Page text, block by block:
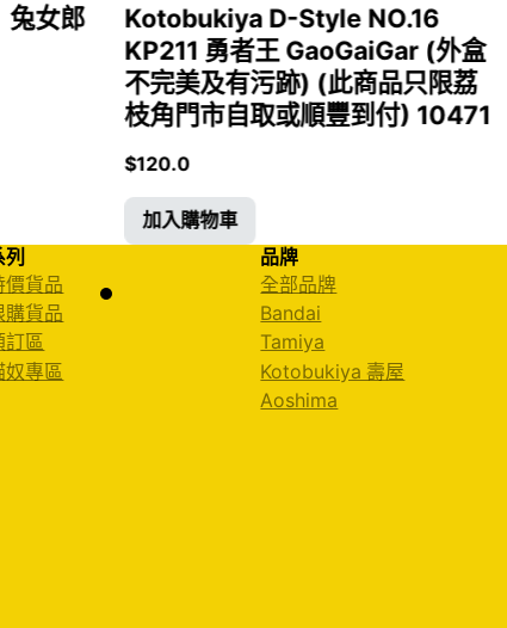
兔女郎
Kotobukiya D-Style NO.16
KP211 勇者王 GaoGaiGar (外盒
不完美及有污跡) (此商品只限荔
枝角門市自取或順豐到付) 10471
$120.0
加入購物車
列
價貨品
購貨品
訂區
奴專區
品牌
全部品牌
Bandai
Tamiya
Kotobukiya 壽屋
Aoshima